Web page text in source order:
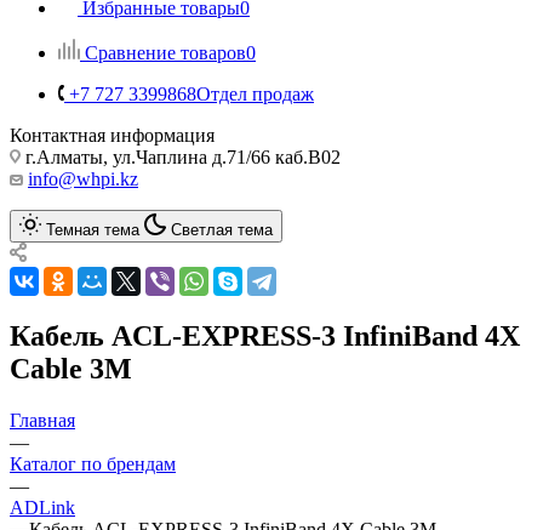
Избранные товары0
Сравнение товаров0
+7 727 3399868Отдел продаж
Контактная информация
г.Алматы, ул.Чаплина д.71/66 каб.B02
info@whpi.kz
Темная тема Светлая тема
Кабель ACL-EXPRESS-3 InfiniBand 4X
Cable 3M
Главная
—
Каталог по брендам
—
ADLink